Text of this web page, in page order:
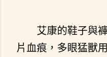
艾康的鞋子與
片血痕，多眼猛獸